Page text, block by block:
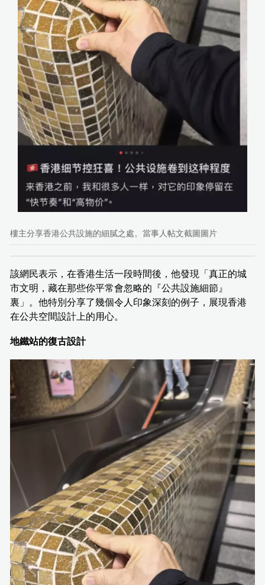
樓主分享香港公共設施的細膩之處。當事人帖文截圖圖片
該網民表示，在香港生活一段時間後，他發現「真正的城
市文明，藏在那些你平常會忽略的『公共設施細節』
裏」。他特別分享了幾個令人印象深刻的例子，展現香港
在公共空間設計上的用心。
地鐵站的復古設計